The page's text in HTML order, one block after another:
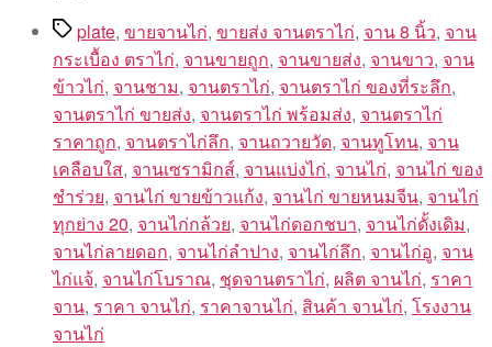
Tagsplate, ขายจานไก่, ขายส่ง จานตราไก่, จาน 8 นิ้ว, จาน
กระเบื้อง ตราไก่, จานขายถูก, จานขายส่ง, จานขาว, จาน
ข้าวไก่, จานชาม, จานตราไก่, จานตราไก่ ของที่ระลึก,
จานตราไก่ ขายส่ง, จานตราไก่ พร้อมส่ง, จานตราไก่
ราคาถูก, จานตราไก่ลึก, จานถวายวัด, จานทูโทน, จาน
เคลือบใส, จานเซรามิกส์, จานแบ่งไก่, จานไก่, จานไก่ ของ
ชำร่วย, จานไก่ ขายข้าวแก้ง, จานไก่ ขายหนมจีน, จานไก่
ทุกย่าง 20, จานไก่กล้วย, จานไก่ดอกชบา, จานไก่ดั้งเดิม,
จานไก่ลายดอก, จานไก่ลำปาง, จานไก่ลึก, จานไก่อู, จาน
ไก่แจ้, จานไก่โบราณ, ชุดจานตราไก่, ผลิต จานไก่, ราคา
จาน, ราคา จานไก่, ราคาจานไก่, สินค้า จานไก่, โรงงาน
จานไก่